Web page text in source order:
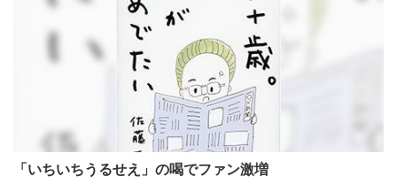
「いちいちうるせえ」の喝でファン激増